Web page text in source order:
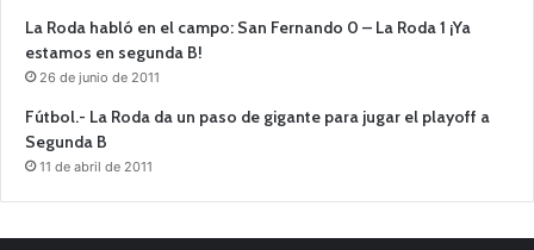
La Roda habló en el campo: San Fernando 0 – La Roda 1 ¡Ya
estamos en segunda B!
26 de junio de 2011
Fútbol.- La Roda da un paso de gigante para jugar el playoff a
Segunda B
11 de abril de 2011